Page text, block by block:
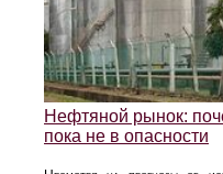
Нефтяной рынок:
пока не в опасности